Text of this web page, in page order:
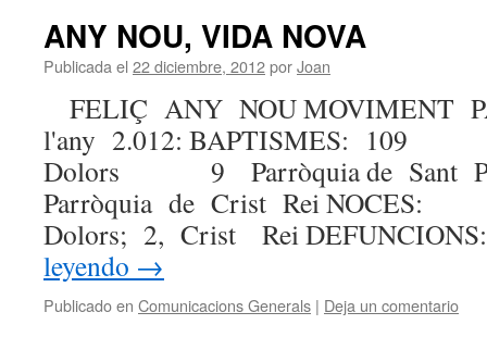
ANY NOU, VIDA NOVA
Publicada el 22 diciembre, 2012porJoan
FELIÇ ANY NOU MOVIMENT
l'any 2.012: BAPTISMES: 109
Dolors 9 Parròquia de
Parròquia de Crist Rei NOCES:
Dolors; 2, Crist Rei
leyendo →
Publicado en Comunicacions Generals | Deja un comentario